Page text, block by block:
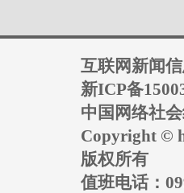
互联网新闻
新ICP备
中国网络社
Copyright ©
版权所有
值班电话：